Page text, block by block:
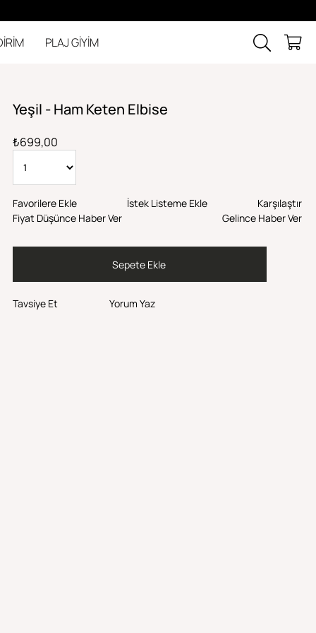
PLAJ GİYİM
Yeşil - Ham Keten Elbise
₺699,00
Favorilere Ekle İstek Listeme Ekle
Karşılaştır
Fiyat Düşünce Haber Ver
Gelince Haber Ver
Tavsiye Et Yorum Yaz